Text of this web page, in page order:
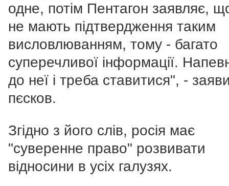
одне, потім Пентагон заявляє,
не мають підтвердження таким
висловлюванням, тому - багато
суперечливої інформації.
до неї і треба ставитися", -
пєсков.
Згідно з його слів, росія має
"суверенне право" розвивати
відносини в усіх галузях.